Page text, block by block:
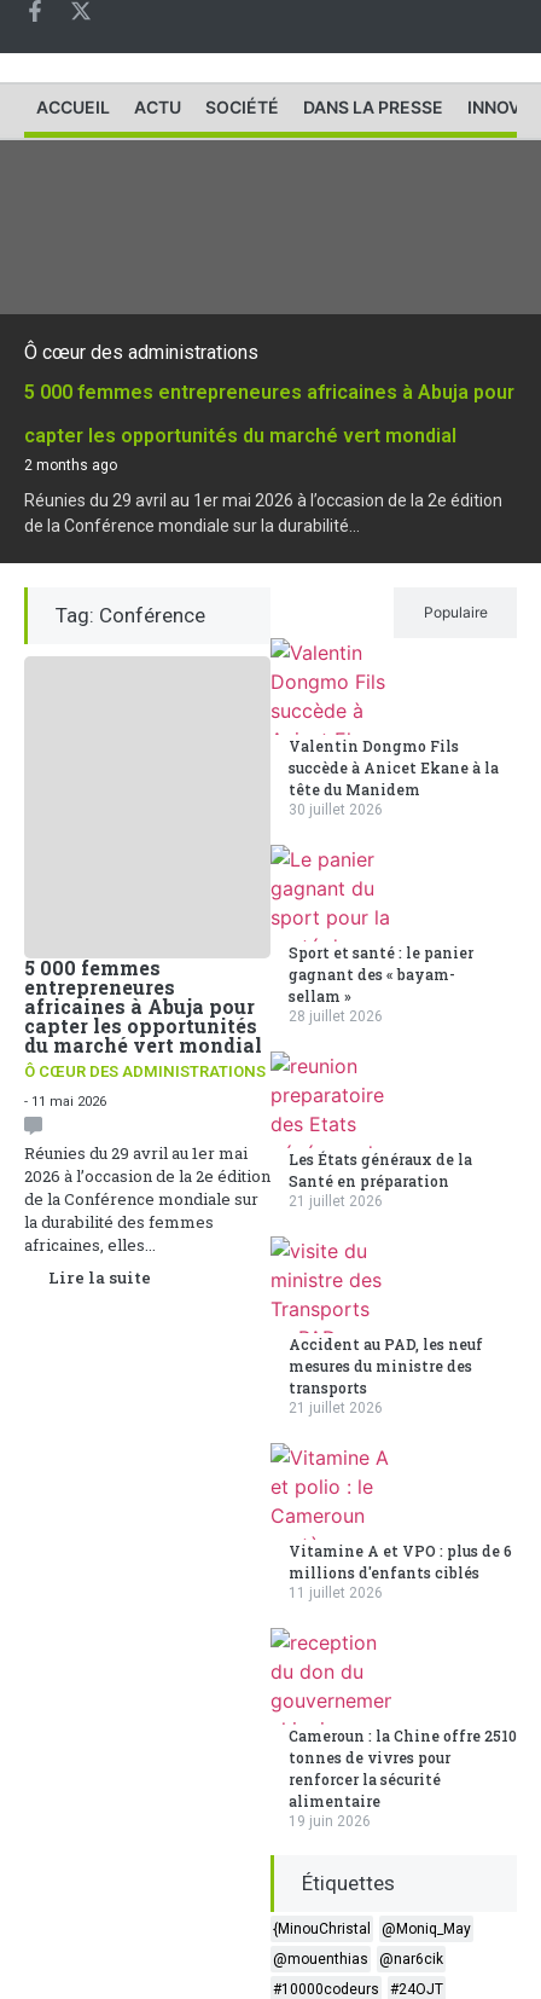
ACCUEIL ACTU SOCIÉTÉ DANS LA PRESSE
Ô cœur des administrations
5 000 femmes entrepreneures africaines à Abuja pour
capter les opportunités du marché vert mondial
2 months ago
Réunies du 29 avril au 1er mai 2026 à l’occasion de la 2e édition
de la Conférence mondiale sur la durabilité...
Tag: Conférence
5 000 femmes
entrepreneures
africaines à Abuja pour
capter les opportunités
du marché vert mondial
Ô CŒUR DES ADMINISTRATIONS
- 11 mai 2026
Réunies du 29 avril au 1er mai
2026 à l’occasion de la 2e édition
de la Conférence mondiale sur
la durabilité des femmes
africaines, elles...
Lire la suite
Populaire
Valentin Dongmo Fils
succède à Anicet Ekane à la
tête du Manidem
30 juillet 2026
Sport et santé : le panier
gagnant des « bayam-
sellam »
28 juillet 2026
Les États généraux de la
Santé en préparation
21 juillet 2026
Accident au PAD, les neuf
mesures du ministre des
transports
21 juillet 2026
Vitamine A et VPO : plus de 6
millions d'enfants ciblés
11 juillet 2026
Cameroun : la Chine offre 2510
tonnes de vivres pour
renforcer la sécurité
alimentaire
19 juin 2026
Étiquettes
{MinouChristal
@Moniq_May
@mouenthias
@nar6cik
#10000codeurs
#24OJT